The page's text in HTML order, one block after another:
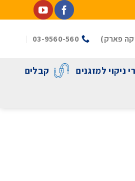
03-9560-560
ניקוי למזגנים קבלים